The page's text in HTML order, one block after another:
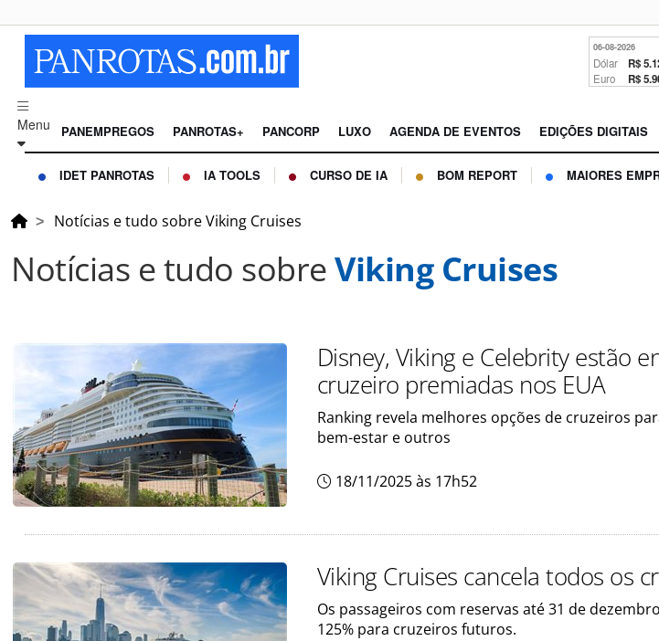
06-08-2026
Dólar R$
Euro R$
Menu PANEMPREGOS PANROTAS+ PANCORP LUXO AGENDA DE EVENTOS EDIÇÕES DIGITAIS
IDET PANROTAS IA TOOLS CURSO DE IA BOM REPORT MAIORES
Notícias e tudo sobre Viking Cruises
Notícias e tudo sobreViking Cruises
Disney, Viking e Celebrity estão
cruzeiro premiadas nos EUA
Ranking revela melhores opções de cruzeiros
bem-estar e outros
18/11/2025 às 17h52
Viking Cruises cancela todos os
Os passageiros com reservas até 31 de
125% para cruzeiros futuros.